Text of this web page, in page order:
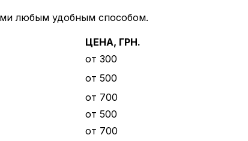
любым удобным способом.
ЦЕНА, ГРН.
от 300
от 500
от 700
от 500
от 700